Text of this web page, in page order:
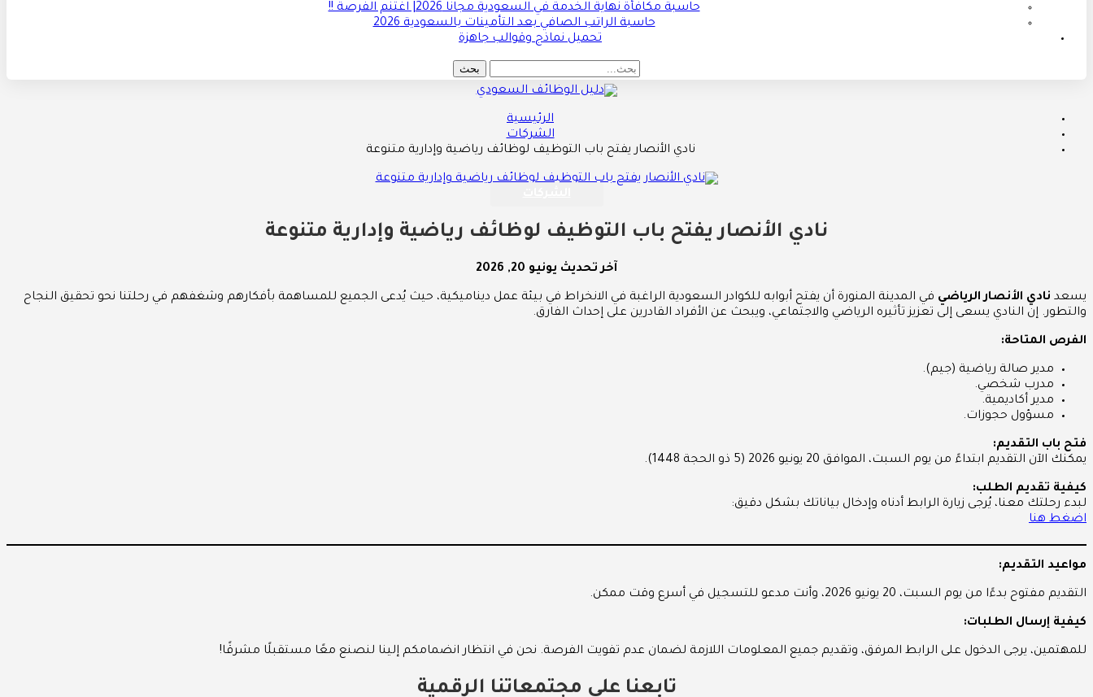
حاسبة مكافأة نهاية الخدمة في السعودية مجانا 2026| اغتنم الفرصة !!
حاسبة الراتب الصافي بعد التأمينات بالسعودية 2026
تحميل نماذج وقوالب جاهزة
الرئيسية
الشركات
نادي الأنصار يفتح باب التوظيف لوظائف رياضية وإدارية متنوعة
نادي الأنصار يفتح باب التوظيف لوظائف رياضية وإدارية متنوعة
آخر تحديث يونيو 20, 2026
يسعد نادي الأنصار الرياضي في المدينة المنورة أن يفتح أبوابه للكوادر السعودية الراغبة في الانخراط في بيئة عمل ديناميكية، حيث يُدعى الجميع للمساهمة بأفكارهم وشغفهم في رحلتنا نحو تحقيق النجاح
والتطور. إن النادي يسعى إلى تعزيز تأثيره الرياضي والاجتماعي، ويبحث عن الأفراد القادرين على إحداث الفارق.
الفرص المتاحة:
مدير صالة رياضية (جيم).
مدرب شخصي.
مدير أكاديمية.
مسؤول حجوزات.
فتح باب التقديم:
يمكنك الآن التقديم ابتداءً من يوم السبت، الموافق 20 يونيو 2026 (5 ذو الحجة 1448).
كيفية تقديم الطلب:
لبدء رحلتك معنا، يُرجى زيارة الرابط أدناه وإدخال بياناتك بشكل دقيق:
اضغط هنا
مواعيد التقديم:
التقديم مفتوح بدءًا من يوم السبت، 20 يونيو 2026، وأنت مدعو للتسجيل في أسرع وقت ممكن.
كيفية إرسال الطلبات:
للمهتمين، يرجى الدخول على الرابط المرفق، وتقديم جميع المعلومات اللازمة لضمان عدم تفويت الفرصة. نحن في انتظار انضمامكم إلينا لنصنع معًا مستقبلًا مشرقًا!
تابعنا على مجتمعاتنا الرقمية